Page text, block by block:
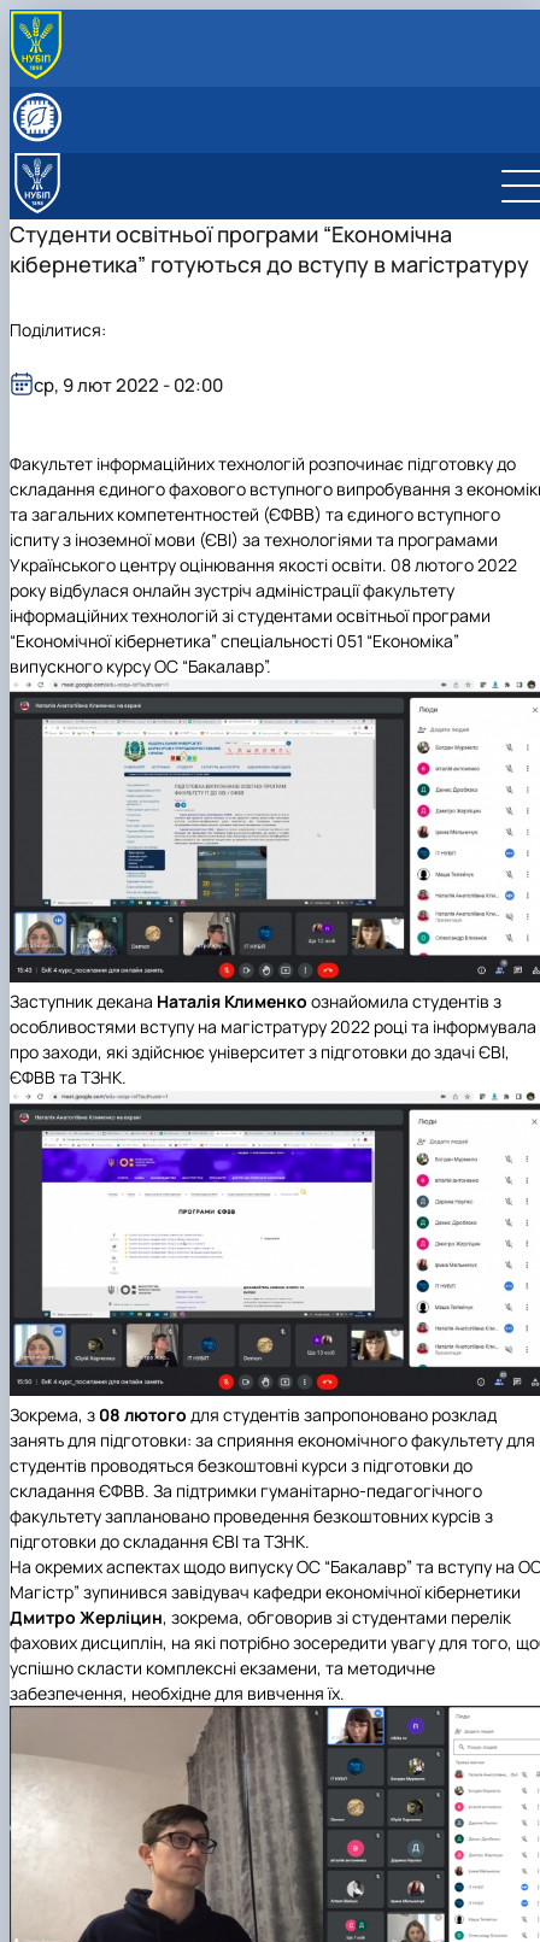
ПРО КАФЕДРУ
«Хто є хто» з кібернетиків в НУБіП України
Освітні програми
Освітні програми
Обговорення освітніх програм
НАУКОВА ДІЯЛЬНІСТЬ
Гурток Кібертонус
Аспірантура
Наукова робота студентів
МІЖНАРОДНА ДІЯЛЬНІСТЬ
НАШІ ОСВІТНІ ПРОГРАМИ
Освітня програма "Економічна кібернетика"
АБІТУРІЄНТУ
Студенти освітньої програми “Економічна
кібернетика” готуються до вступу в магістратуру
Факультет інформаційних технологій розпочинає підготовку до
складання єдиного фахового вступного випробування з
та загальних компетентностей (ЄФВВ) та єдиного вступного
іспиту з іноземної мови (ЄВІ) за технологіями та програмами
Українського центру оцінювання якості освіти. 08 лютого 2022
року відбулася онлайн зустріч адміністрації факультету
інформаційних технологій зі студентами освітньої програми
“Економічної кібернетика” спеціальності 051 “Економіка”
випускного курсу ОС “Бакалавр”.
Заступник декана Наталія Клименко ознайомила студентів з
особливостями вступу на магістратуру 2022 році та інформувала
про заходи, які здійснює університет з підготовки до здачі ЄВІ,
ЄФВВ та ТЗНК.
Зокрема, з 08 лютого для студентів запропоновано розклад
занять для підготовки: за сприяння економічного факультету для
студентів проводяться безкоштовні курси з підготовки до
складання ЄФВВ. За підтримки гуманітарно-педагогічного
факультету заплановано проведення безкоштовних курсів з
підготовки до складання ЄВІ та ТЗНК.
На окремих аспектах щодо випуску ОС “Бакалавр” та вступу на
Магістр” зупинився завідувач кафедри економічної кібернетики
Дмитро Жерліцин, зокрема, обговорив зі студентами перелік
фахових дисциплін, на які потрібно зосередити увагу для того,
успішно скласти комплексні екзамени, та методичне
забезпечення, необхідне для вивчення їх.
ср, 9 лют 2022 - 02:00
Поділитися: